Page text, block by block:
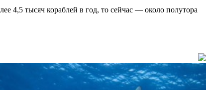
4,5 тысяч кораблей в год, то сейчас — около полутора